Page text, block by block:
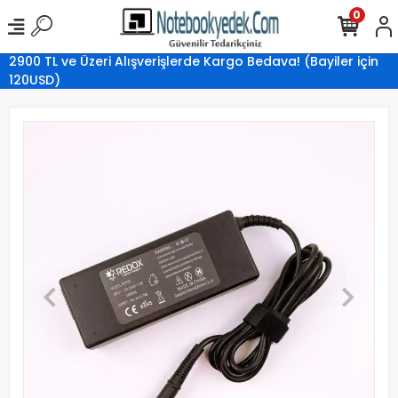
2900 TL ve Üzeri Alışverişlerde Kargo Bedava! (Bayiler için
120USD)
0